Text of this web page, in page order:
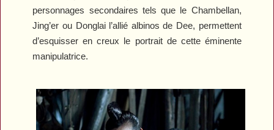
personnages secondaires tels que le Chambellan,
Jing’er ou Donglai l’allié albinos de Dee, permettent
d’esquisser en creux le portrait de cette éminente
manipulatrice.